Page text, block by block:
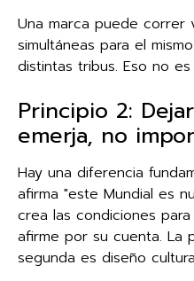
Una marca puede correr
simultáneas para el
distintas tribus. Eso no
Principio 2:
emerja, no
Hay una diferencia
afirma "este Mundial es
crea las condiciones
afirme por su cuenta. La
segunda es diseño